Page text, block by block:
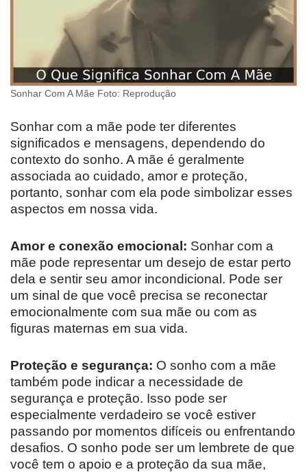
Sonhar Com A Mãe Foto: Reprodução
Sonhar com a mãe pode ter diferentes
significados e mensagens, dependendo do
contexto do sonho. A mãe é geralmente
associada ao cuidado, amor e proteção,
portanto, sonhar com ela pode simbolizar esses
aspectos em nossa vida.
Amor e conexão emocional: Sonhar com a
mãe pode representar um desejo de estar perto
dela e sentir seu amor incondicional. Pode ser
um sinal de que você precisa se reconectar
emocionalmente com sua mãe ou com as
figuras maternas em sua vida.
Proteção e segurança: O sonho com a mãe
também pode indicar a necessidade de
segurança e proteção. Isso pode ser
especialmente verdadeiro se você estiver
passando por momentos difíceis ou enfrentando
desafios. O sonho pode ser um lembrete de que
você tem o apoio e a proteção da sua mãe,